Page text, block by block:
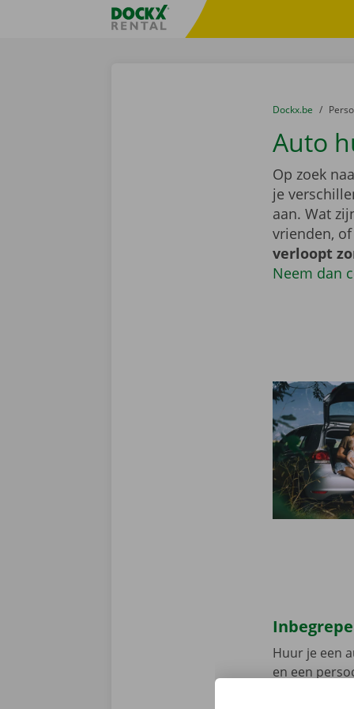
Taalselectie overslaanFratello DEMO
U bevindt zich
van
Dockx.be naar
Auto
Op zoek
je
aan. Wat
vrienden,
verloopt
Neem dan
Huur je een
en een